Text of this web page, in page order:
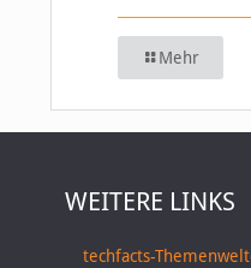
Mehr
WEITERE LINKS
techfacts-